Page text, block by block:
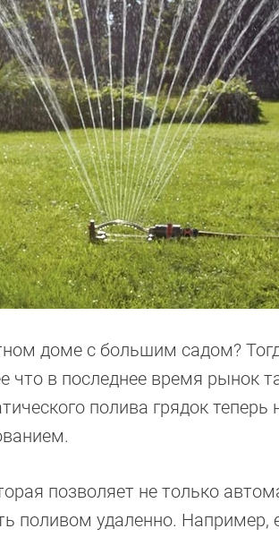
доме с большим садом?
что в последнее время рынок
полива грядок
позволяет не только
поливом удаленно. Например,